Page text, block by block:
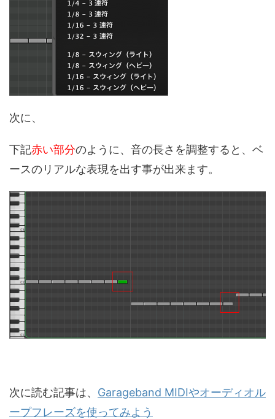
次に、
下記赤い部分のように、音の長さを調整すると、ベ
ースのリアルな表現を出す事が出来ます。
次に読む記事は、 Garageband MIDIやオーディオル
ープフレーズを使ってみよう